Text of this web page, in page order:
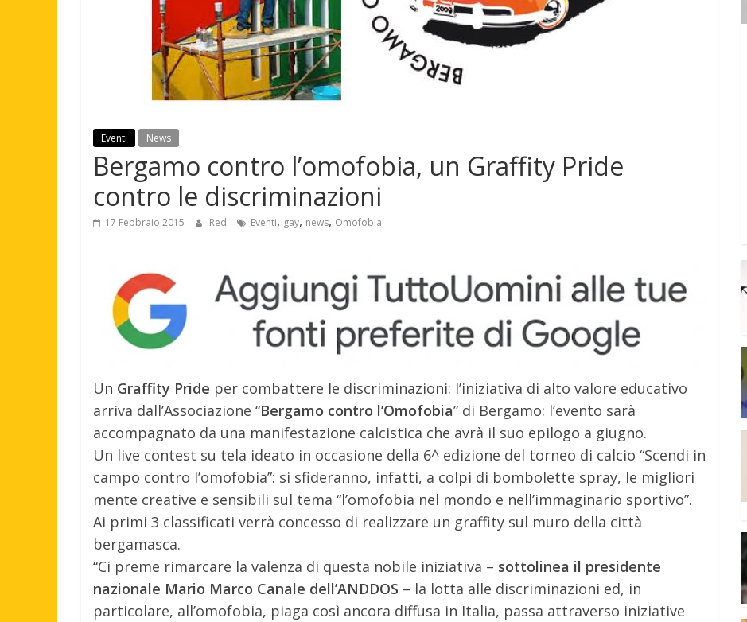
Eventi News
Bergamo contro l’omofobia, un Graffity Pride
contro le discriminazioni
17 Febbraio 2015 Red Eventi, gay, news, Omofobia
Un Graffity Pride per combattere le discriminazioni: l’iniziativa di alto valore educativo
arriva dall’Associazione “Bergamo contro l’Omofobia” di Bergamo: l’evento sarà
accompagnato da una manifestazione calcistica che avrà il suo epilogo a giugno.
Un live contest su tela ideato in occasione della 6^ edizione del torneo di calcio “Scendi in
campo contro l’omofobia”: si sfideranno, infatti, a colpi di bombolette spray, le migliori
mente creative e sensibili sul tema “l’omofobia nel mondo e nell’immaginario sportivo”.
Ai primi 3 classificati verrà concesso di realizzare un graffity sul muro della città
bergamasca.
“Ci preme rimarcare la valenza di questa nobile iniziativa – sottolinea il presidente
nazionale Mario Marco Canale dell’ANDDOS – la lotta alle discriminazioni ed, in
particolare, all’omofobia, piaga così ancora diffusa in Italia, passa attraverso iniziative